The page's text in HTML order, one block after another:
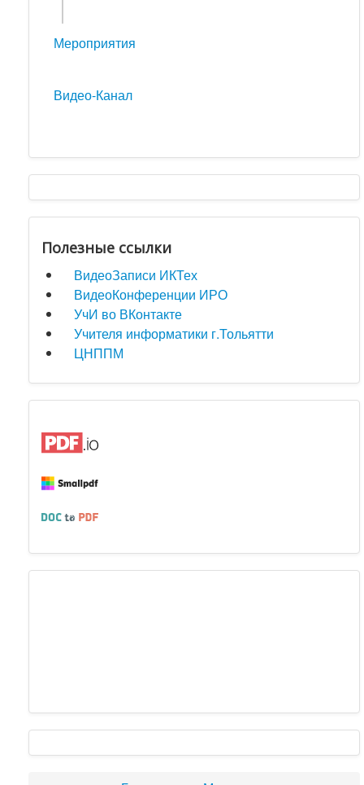
Мероприятия
Видео-Канал
Полезные ссылки
ВидеоЗаписи ИКТех
ВидеоКонференции ИРО
УчИ во ВКонтакте
Учителя информатики г.Тольятти
ЦНППМ